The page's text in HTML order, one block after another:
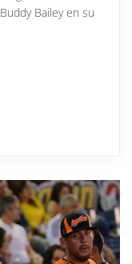
Bailey en su